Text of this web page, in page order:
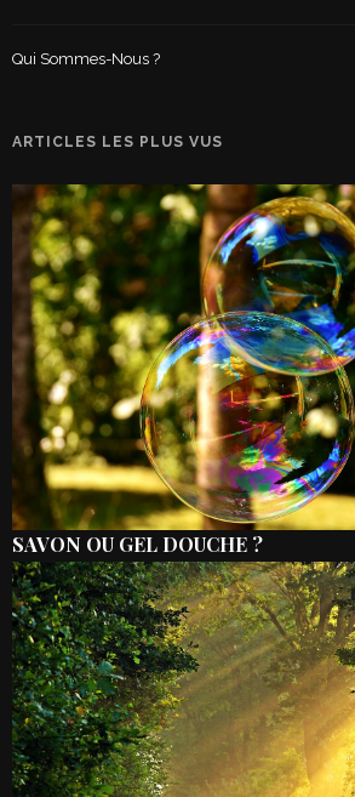
Qui Sommes-Nous ?
ARTICLES LES PLUS VUS
SAVON OU GEL DOUCHE ?